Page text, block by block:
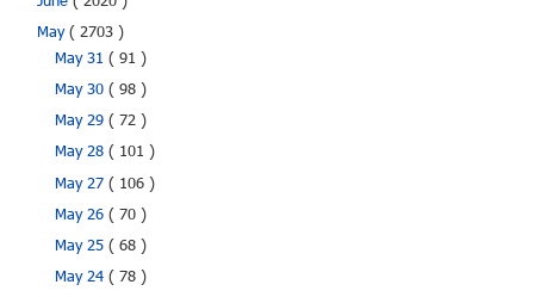
May( 2703 )
May 31( 91 )
May 30( 98 )
May 29( 72 )
May 28( 101 )
May 27( 106 )
May 26( 70 )
May 25( 68 )
May 24( 78 )